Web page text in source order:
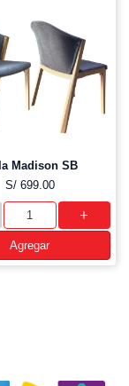
Madison SB
S/ 699.00
Agregar